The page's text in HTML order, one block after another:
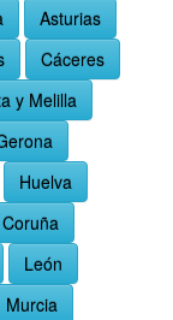
Asturias
Cáceres
y Melilla
Huelva
León
Murcia